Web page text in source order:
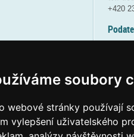
soubory
webové stránky používají
vylepšení uživatelského
+420
(více